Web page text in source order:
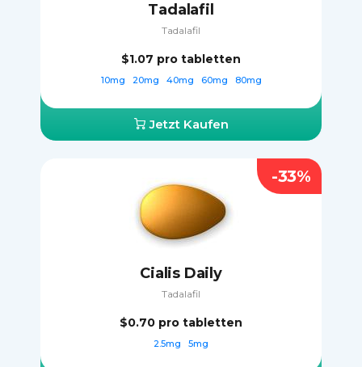
Tadalafil
Tadalafil
$1.07 pro tabletten
10mg 20mg 40mg 60mg 80mg
Jetzt Kaufen
Cialis Daily
Tadalafil
$0.70 pro tabletten
2.5mg 5mg
-33%